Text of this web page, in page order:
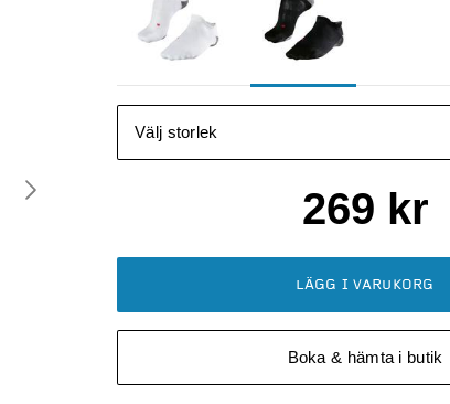
Välj storlek
269 kr
LÄGG I VARUKORG
Boka & hämta i butik